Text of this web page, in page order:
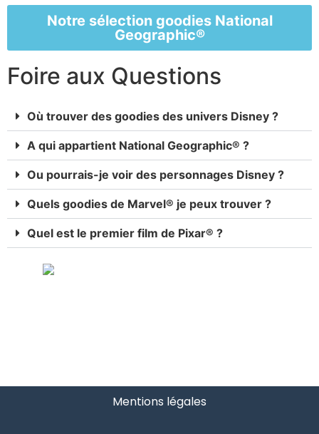
Notre sélection goodies National
Geographic®
Foire aux Questions
Où trouver des goodies des univers Disney ?
A qui appartient National Geographic® ?
Ou pourrais-je voir des personnages Disney ?
Quels goodies de Marvel® je peux trouver ?
Quel est le premier film de Pixar® ?
Mentions légales